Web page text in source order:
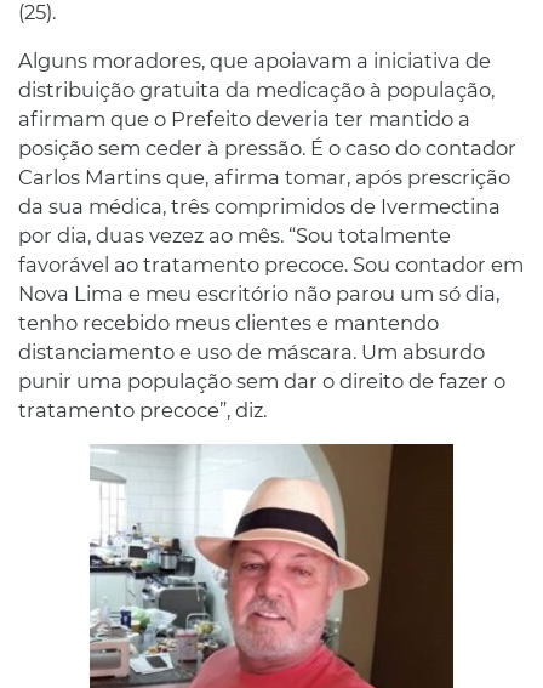
(25).
Alguns moradores, que apoiavam a iniciativa de
distribuição gratuita da medicação à população,
afirmam que o Prefeito deveria ter mantido a
posição sem ceder à pressão. É o caso do contador
Carlos Martins que, afirma tomar, após prescrição
da sua médica, três comprimidos de Ivermectina
por dia, duas vezez ao mês. “Sou totalmente
favorável ao tratamento precoce. Sou contador em
Nova Lima e meu escritório não parou um só dia,
tenho recebido meus clientes e mantendo
distanciamento e uso de máscara. Um absurdo
punir uma população sem dar o direito de fazer o
tratamento precoce”, diz.